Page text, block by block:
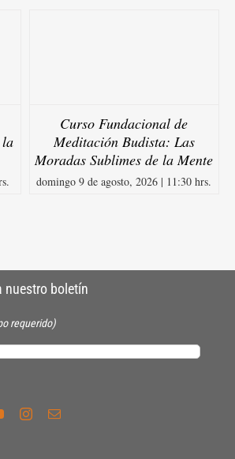
Curso Fundacional de
Meditación Budista: Las
Moradas Sublimes de la Mente
domingo 9 de agosto, 2026 | 11:30 hrs.
nuestro boletín
requerido)